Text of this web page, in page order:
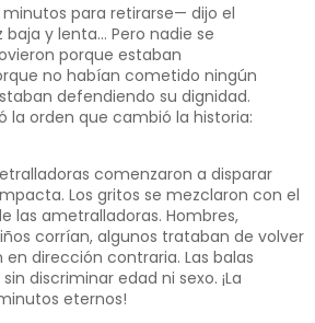
para retirarse— dijo el
y lenta… Pero nadie se
porque estaban
no habían cometido ningún
defendiendo su dignidad.
la orden que cambió la historia:
comenzaron a disparar
Los gritos se mezclaron con el
las ametralladoras. Hombres,
corrían, algunos trataban de volver
dirección contraria. Las balas
discriminar edad ni sexo. ¡La
eternos!